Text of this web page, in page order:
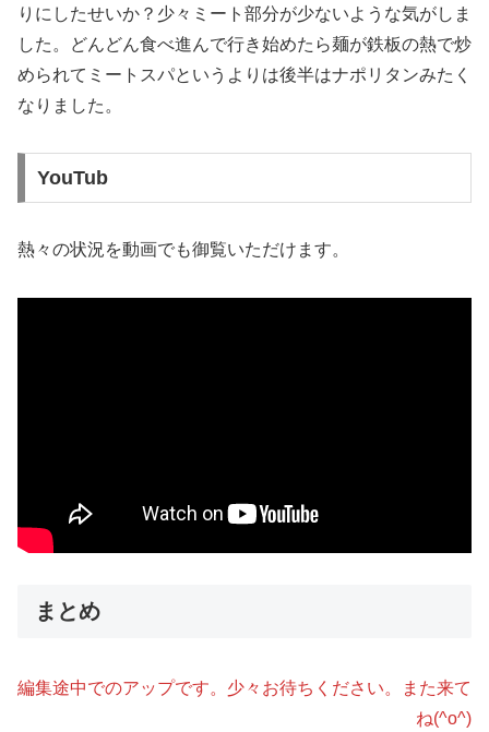
りにしたせいか？少々ミート部分が少ないような気がしま
した。どんどん食べ進んで行き始めたら麺が鉄板の熱で炒
められてミートスパというよりは後半はナポリタンみたく
なりました。
YouTub
熱々の状況を動画でも御覧いただけます。
まとめ
編集途中でのアップです。少々お待ちください。また来て
ね(^o^)